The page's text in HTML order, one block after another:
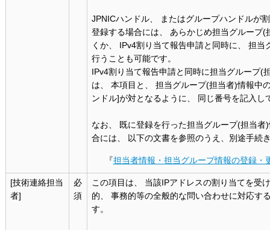
JPNICハンドル、 またはグループハンドルが
登録する場合には、 あらかじめ担当グループ(
くか、 IPv4割り当て報告申請と同時に、 担
行うことも可能です。
IPv4割り当て報告申請と同時に担当グループ(
は、 本項目と、 担当グループ(担当者)情報中
ンドル]が対となるように、 同じ番号を記入し
なお、 既に登録を行った担当グループ(担当
合には、 以下の文書を参照のうえ、別途手続
『担当者情報・担当グループ情報の登録・
[技術連絡担当
者]
必
須
この項目は、 当該IPアドレスの割り当てを受
的、 事務的等の全般的な問い合わせに対応す
す。